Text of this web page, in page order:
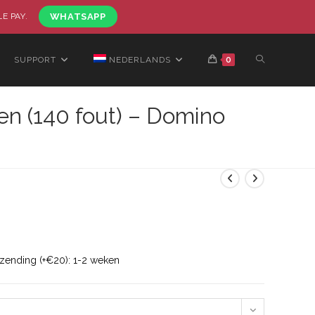
PAY. WHATSAPP
SUPPORT NEDERLANDS 0
(140 fout) – Domino
(+€20): 1-2 weken